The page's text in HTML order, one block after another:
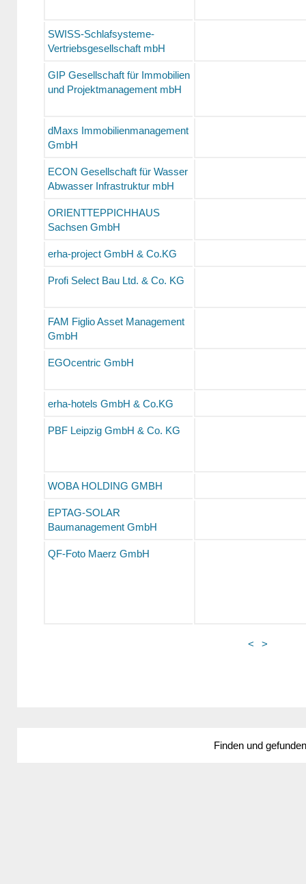
SWISS-Schlafsysteme-
Vertriebsgesellschaft mbH
GIP Gesellschaft für Immobilien
und Projektmanagement mbH
dMaxs Immobilienmanagement
GmbH
ECON Gesellschaft für Wasser
Abwasser Infrastruktur mbH
ORIENTTEPPICHHAUS
Sachsen GmbH
erha-project GmbH & Co.KG
Profi Select Bau Ltd. & Co. KG
FAM Figlio Asset Management
GmbH
EGOcentric GmbH
erha-hotels GmbH & Co.KG
PBF Leipzig GmbH & Co. KG
WOBA HOLDING GMBH
EPTAG-SOLAR
Baumanagement GmbH
QF-Foto Maerz GmbH
< >
Finden und